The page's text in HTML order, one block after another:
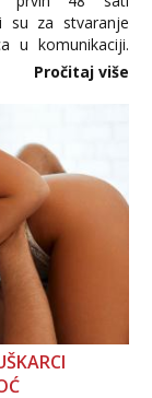
su za stvaranje
u komunikaciji.
ili intimnih
zaslužila to
Pročitaj više